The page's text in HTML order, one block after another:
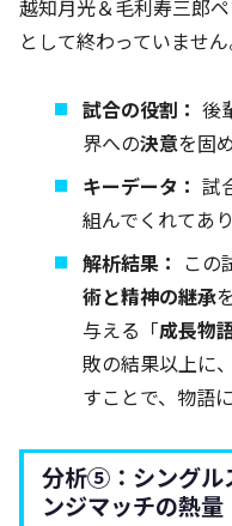
越知月光＆毛利寿三郎
として終わっていません
試合の役割： 後
界への決意を固
キーデータ： 試
組んでくれてあ
解析結果： この
術と精神の継承
与える「成長物
敗の結果以上に
すことで、物語
分析⑤：シングル
ンジマッチの熱量